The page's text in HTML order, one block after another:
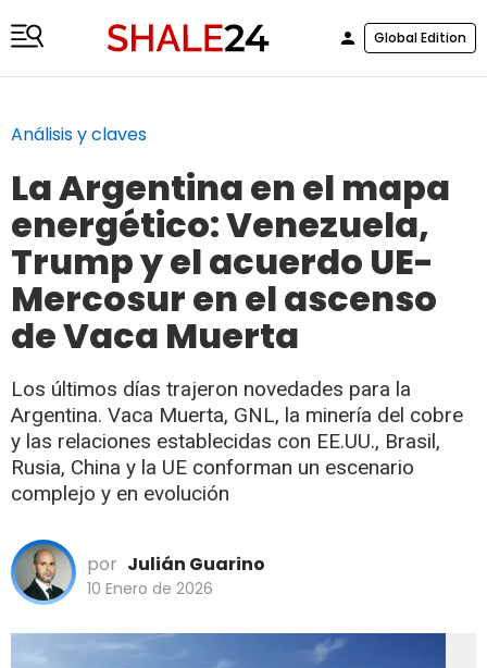
Global Edition
Análisis y claves
La Argentina en el mapa
energético: Venezuela,
Trump y el acuerdo UE-
Mercosur en el ascenso
de Vaca Muerta
Los últimos días trajeron novedades para la
Argentina. Vaca Muerta, GNL, la minería del cobre
y las relaciones establecidas con EE.UU., Brasil,
Rusia, China y la UE conforman un escenario
complejo y en evolución
por Julián Guarino
10 Enero de 2026